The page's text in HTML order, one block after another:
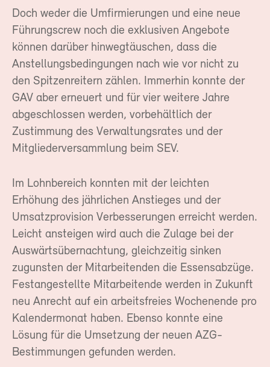
Doch weder die Umfirmierungen und eine neue
Führungscrew noch die exklusiven Angebote
können darüber hinwegtäuschen, dass die
Anstellungsbedingungen nach wie vor nicht zu
den Spitzenreitern zählen. Immerhin konnte der
GAV aber erneuert und für vier weitere Jahre
abgeschlossen werden, vorbehältlich der
Zustimmung des Verwaltungsrates und der
Mitgliederversammlung beim SEV.
Im Lohnbereich konnten mit der leichten
Erhöhung des jährlichen Anstieges und der
Umsatzprovision Verbesserungen erreicht werden.
Leicht ansteigen wird auch die Zulage bei der
Auswärtsübernachtung, gleichzeitig sinken
zugunsten der Mitarbeitenden die Essensabzüge.
Festangestellte Mitarbeitende werden in Zukunft
neu Anrecht auf ein arbeitsfreies Wochenende pro
Kalendermonat haben. Ebenso konnte eine
Lösung für die Umsetzung der neuen AZG-
Bestimmungen gefunden werden.